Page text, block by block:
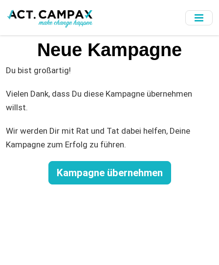
to
Neue Kampagne
Du bist großartig!
Vielen Dank, dass Du diese Kampagne übernehmen
willst.
Wir werden Dir mit Rat und Tat dabei helfen, Deine
Kampagne zum Erfolg zu führen.
Kampagne übernehmen